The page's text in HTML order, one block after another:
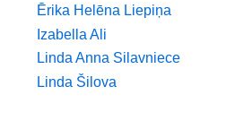
Ērika Helēna Liepiņa
Izabella Ali
Linda Anna Silavniece
Linda Šilova